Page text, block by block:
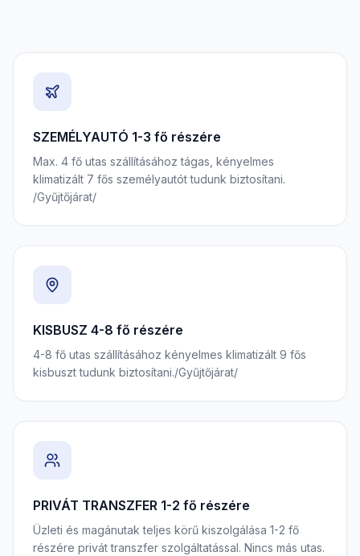
SZEMÉLYAUTÓ 1-3 fő részére
Max. 4 fő utas szállításához tágas, kényelmes
klimatizált 7 fős személyautót tudunk biztosítani.
/Gyűjtőjárat/
KISBUSZ 4-8 fő részére
4-8 fő utas szállításához kényelmes klimatizált 9 fős
kisbuszt tudunk biztosítani./Gyűjtőjárat/
PRIVÁT TRANSZFER 1-2 fő részére
Üzleti és magánutak teljes körű kiszolgálása 1-2 fő
részére privát transzfer szolgáltatással. Nincs más utas.